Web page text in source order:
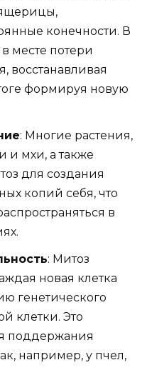
конечности. В
месте потери
восстанавливая
формируя новую
: Многие растения,
и мхи, а также
для создания
копий себя, что
в
: Митоз
новая клетка
генетического
клетки. Это
поддержания
например, у пчел,